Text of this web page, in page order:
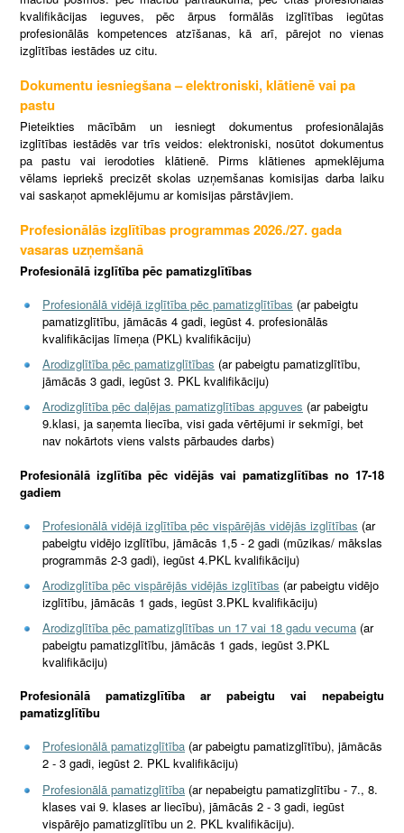
kvalifikācijas ieguves, pēc ārpus formālās izglītības iegūtas
profesionālās kompetences atzīšanas, kā arī, pārejot no vienas
izglītības iestādes uz citu.
Dokumentu iesniegšana – elektroniski, klātienē vai pa
pastu
Pieteikties mācībām un iesniegt dokumentus profesionālajās
izglītības iestādēs var trīs veidos: elektroniski, nosūtot dokumentus
pa pastu vai ierodoties klātienē. Pirms klātienes apmeklējuma
vēlams iepriekš precizēt skolas uzņemšanas komisijas darba laiku
vai saskaņot apmeklējumu ar komisijas pārstāvjiem.
Profesionālās izglītības programmas 2026./27. gada
vasaras uzņemšanā
Profesionālā izglītība pēc pamatizglītības
Profesionālā vidējā izglītība pēc pamatizglītības (ar pabeigtu
pamatizglītību, jāmācās 4 gadi, iegūst 4. profesionālās
kvalifikācijas līmeņa (PKL) kvalifikāciju)
Arodizglītība pēc pamatizglītības (ar pabeigtu pamatizglītību,
jāmācās 3 gadi, iegūst 3. PKL kvalifikāciju)
Arodizglītība pēc daļējas pamatizglītības apguves (ar pabeigtu
9.klasi, ja saņemta liecība, visi gada vērtējumi ir sekmīgi, bet
nav nokārtots viens valsts pārbaudes darbs)
Profesionālā izglītība pēc vidējās vai pamatizglītības no 17-18
gadiem
Profesionālā vidējā izglītība pēc vispārējās vidējās izglītības (ar
pabeigtu vidējo izglītību, jāmācās 1,5 - 2 gadi (mūzikas/ mākslas
programmās 2-3 gadi), iegūst 4.PKL kvalifikāciju)
Arodizglītība pēc vispārējās vidējās izglītības (ar pabeigtu vidējo
izglītību, jāmācās 1 gads, iegūst 3.PKL kvalifikāciju)
Arodizglītība pēc pamatizglītības un 17 vai 18 gadu vecuma (ar
pabeigtu pamatizglītību, jāmācās 1 gads, iegūst 3.PKL
kvalifikāciju)
Profesionālā pamatizglītība ar pabeigtu vai nepabeigtu
pamatizglītību
Profesionālā pamatizglītība (ar pabeigtu pamatizglītību), jāmācās
2 - 3 gadi, iegūst 2. PKL kvalifikāciju)
Profesionālā pamatizglītība (ar nepabeigtu pamatizglītību - 7., 8.
klases vai 9. klases ar liecību), jāmācās 2 - 3 gadi, iegūst
vispārējo pamatizglītību un 2. PKL kvalifikāciju).